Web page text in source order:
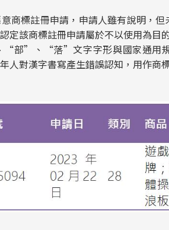
商標註冊申請，申請人雖有說明，
定該商標註冊申請屬於不以使用為目
部”、“落”文字字形與國家通用規
人對漢字書寫產生錯誤認知，用作商